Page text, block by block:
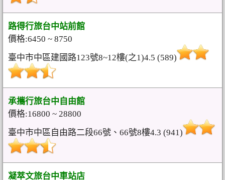
路得行旅台中站前館
價格:6450 ~ 8750
臺中市中區建國路123號8~12樓(之1)4.5 (589)
承攜行旅台中自由館
價格:16800 ~ 28800
臺中市中區自由路二段66號、66號8樓4.3 (941)
凝萃文旅台中車站店